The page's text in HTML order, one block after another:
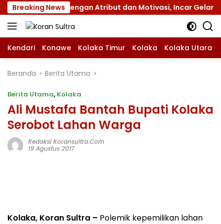
Langsung
ke
konten
Breaking News
Jamnas XII dengan Atribut dan Motivasi, Incar Gelar
Kendari Konawe Kolaka Timur Kolaka Kolaka Utara
Beranda Berita Utama
Berita Utama, Kolaka
Ali Mustafa Bantah Bupati Kolaka
Serobot Lahan Warga
Redaksi Koransultra.com
19 Agustus 2017
Kolaka, Koran Sultra – Polemik kepemilikan lahan